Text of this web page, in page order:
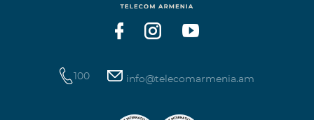
100 info@telecomarmenia.am